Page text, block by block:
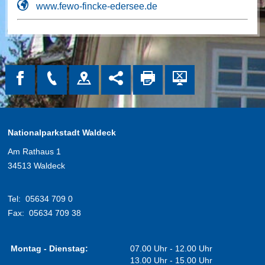
www.fewo-fincke-edersee.de
Nationalparkstadt Waldeck
Am Rathaus 1
34513 Waldeck
Tel: 05634 709 0
Fax: 05634 709 38
Montag - Dienstag:
07.00 Uhr - 12.00 Uhr
13.00 Uhr - 15.00 Uhr